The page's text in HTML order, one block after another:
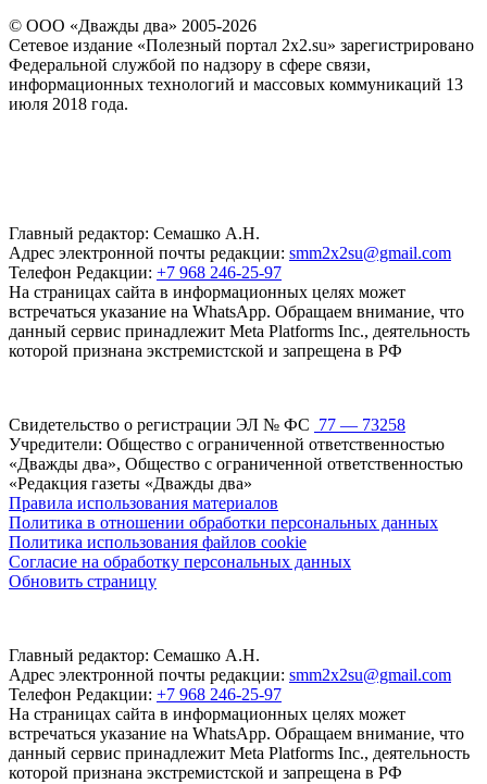
© ООО «Дважды два» 2005-2026
Сетевое издание «Полезный портал 2x2.su» зарегистрировано
Федеральной службой по надзору в сфере связи,
информационных технологий и массовых коммуникаций 13
июля 2018 года.
Главный редактор: Семашко А.Н.
Адрес электронной почты редакции: smm2x2su@gmail.com
Телефон Редакции: +7 968 246-25-97
На страницах сайта в информационных целях может
встречаться указание на WhatsApp. Обращаем внимание, что
данный сервис принадлежит Meta Platforms Inc., деятельность
которой признана экстремистской и запрещена в РФ
Свидетельство о регистрации ЭЛ № ФС 77 — 73258
Учредители: Общество с ограниченной ответственностью
«Дважды два», Общество с ограниченной ответственностью
«Редакция газеты «Дважды два»
Правила использования материалов
Политика в отношении обработки персональных данных
Политика использования файлов cookie
Согласие на обработку персональных данных
Обновить страницу
Главный редактор: Семашко А.Н.
Адрес электронной почты редакции: smm2x2su@gmail.com
Телефон Редакции: +7 968 246-25-97
На страницах сайта в информационных целях может
встречаться указание на WhatsApp. Обращаем внимание, что
данный сервис принадлежит Meta Platforms Inc., деятельность
которой признана экстремистской и запрещена в РФ